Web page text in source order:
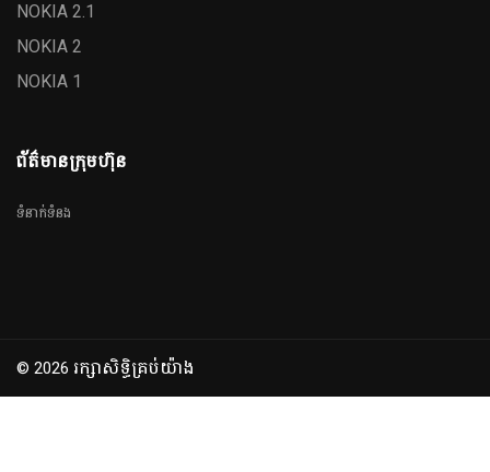
NOKIA 2.1
NOKIA 2
NOKIA 1
ព័ត៌មានក្រុមហ៊ុន
ទំនាក់ទំនង
© 2026 រក្សាសិទ្ធិគ្រប់យ៉ាង